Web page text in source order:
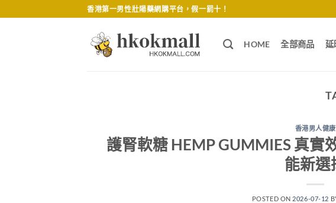
to
香港第一男性壯陽藥網購平台，假一罰十！
HOME 全部商品 延
香港男人健康
護腎軟糖 HEMP GUMMIES 真實
能新選
POSTED ON 2026-07-12